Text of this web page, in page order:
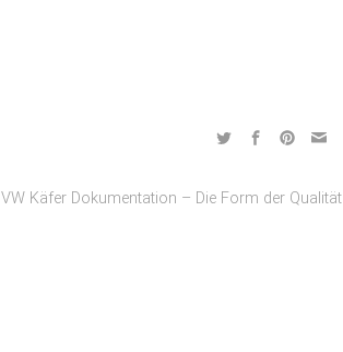
VW Käfer Dokumentation – Die Form der Qualität